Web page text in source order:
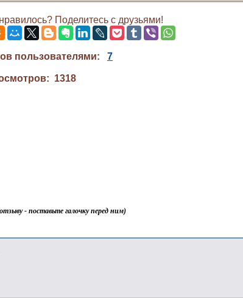
Поделитесь с друзьями!
пользователями: 7
1318
- поставьте галочку перед ним)